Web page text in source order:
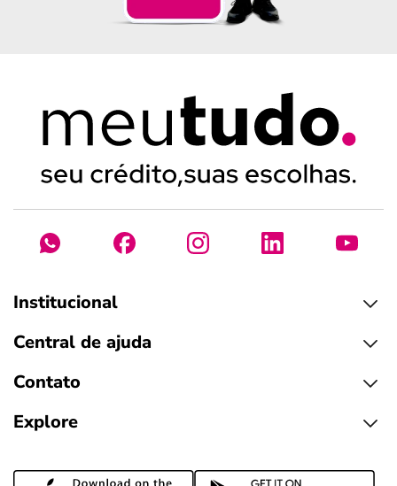
Institucional
Central de ajuda
Contato
Explore